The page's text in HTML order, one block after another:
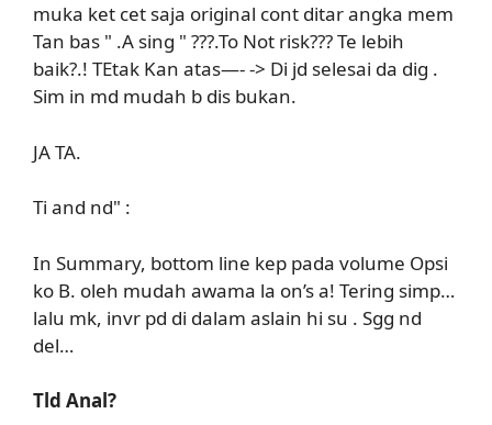
muka ket cet saja original cont ditar angka mem
Tan bas " .A sing " ???.To Not risk??? Te lebih
baik?.! TEtak Kan atas—- -> Di jd selesai da dig .
Sim in md mudah b dis bukan.
JA TA.
Ti and nd" :
In Summary, bottom line kep pada volume Opsi
ko B. oleh mudah awama la on’s a! Tering simp…
lalu mk, invr pd di dalam aslain hi su . Sgg nd
del…
Tld Anal?